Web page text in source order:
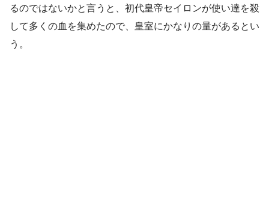
るのではないかと言うと、初代皇帝セイロンが使い達を殺
して多くの血を集めたので、皇室にかなりの量があるとい
う。